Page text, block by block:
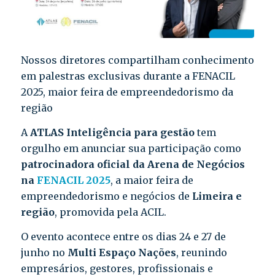
Nossos diretores compartilham conhecimento
em palestras exclusivas durante a FENACIL
2025, maior feira de empreendedorismo da
região
A ATLAS Inteligência para gestãotem
orgulho em anunciar sua participação como
patrocinadora oficial da Arena de Negócios
na FENACIL 2025, a maior feira de
empreendedorismo e negócios de Limeira e
região, promovida pela ACIL.
O evento acontece entre os dias 24 e 27 de
junho no Multi Espaço Nações, reunindo
empresários, gestores, profissionais e